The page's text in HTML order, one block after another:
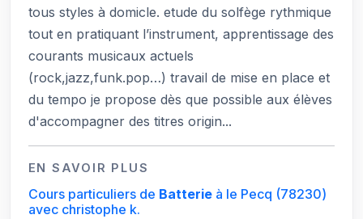
tous styles à domicle. etude du solfège rythmique
tout en pratiquant l’instrument, apprentissage des
courants musicaux actuels
(rock,jazz,funk.pop…) travail de mise en place et
du tempo je propose dès que possible aux élèves
d'accompagner des titres origin...
EN SAVOIR PLUS
Cours particuliers de Batterieà le Pecq (78230)
avec christophe k.